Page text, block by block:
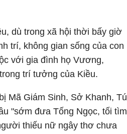
dù trong xã hội thời bấy giờ
trí, không gian sống của con
với gia đình họ Vương,
trí tưởng của Kiều.
Mã Giám Sinh, Sở Khanh, Tú
"sớm đưa Tống Ngọc, tối tìm
thiếu nữ ngây thơ chưa